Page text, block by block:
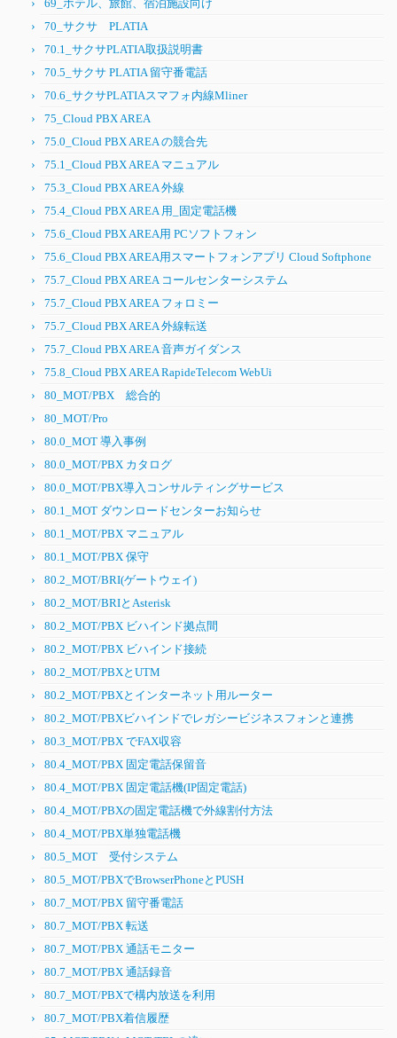
69_ホテル、旅館、宿泊施設向け
70_サクサ PLATIA
70.1_サクサPLATIA取扱説明書
70.5_サクサ PLATIA 留守番電話
70.6_サクサPLATIAスマフォ内線Mliner
75_Cloud PBX AREA
75.0_Cloud PBX AREA の競合先
75.1_Cloud PBX AREA マニュアル
75.3_Cloud PBX AREA 外線
75.4_Cloud PBX AREA 用_固定電話機
75.6_Cloud PBX AREA用 PCソフトフォン
75.6_Cloud PBX AREA用スマートフォンアプリ Cloud Softphone
75.7_Cloud PBX AREA コールセンターシステム
75.7_Cloud PBX AREA フォロミー
75.7_Cloud PBX AREA 外線転送
75.7_Cloud PBX AREA 音声ガイダンス
75.8_Cloud PBX AREA RapideTelecom WebUi
80_MOT/PBX 総合的
80_MOT/Pro
80.0_MOT 導入事例
80.0_MOT/PBX カタログ
80.0_MOT/PBX導入コンサルティングサービス
80.1_MOT ダウンロードセンターお知らせ
80.1_MOT/PBX マニュアル
80.1_MOT/PBX 保守
80.2_MOT/BRI(ゲートウェイ)
80.2_MOT/BRIとAsterisk
80.2_MOT/PBX ビハインド拠点間
80.2_MOT/PBX ビハインド接続
80.2_MOT/PBXとUTM
80.2_MOT/PBXとインターネット用ルーター
80.2_MOT/PBXビハインドでレガシービジネスフォンと連携
80.3_MOT/PBX でFAX収容
80.4_MOT/PBX 固定電話保留音
80.4_MOT/PBX 固定電話機(IP固定電話)
80.4_MOT/PBXの固定電話機で外線割付方法
80.4_MOT/PBX単独電話機
80.5_MOT 受付システム
80.5_MOT/PBXでBrowserPhoneとPUSH
80.7_MOT/PBX 留守番電話
80.7_MOT/PBX 転送
80.7_MOT/PBX 通話モニター
80.7_MOT/PBX 通話録音
80.7_MOT/PBXで構内放送を利用
80.7_MOT/PBX着信履歴